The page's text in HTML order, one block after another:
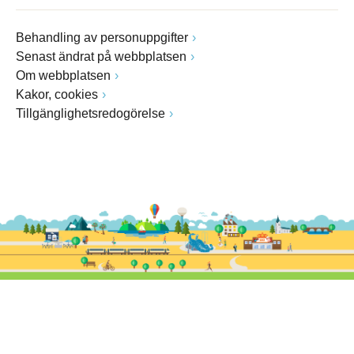
Behandling av personuppgifter
Senast ändrat på webbplatsen
Om webbplatsen
Kakor, cookies
Tillgänglighetsredogörelse